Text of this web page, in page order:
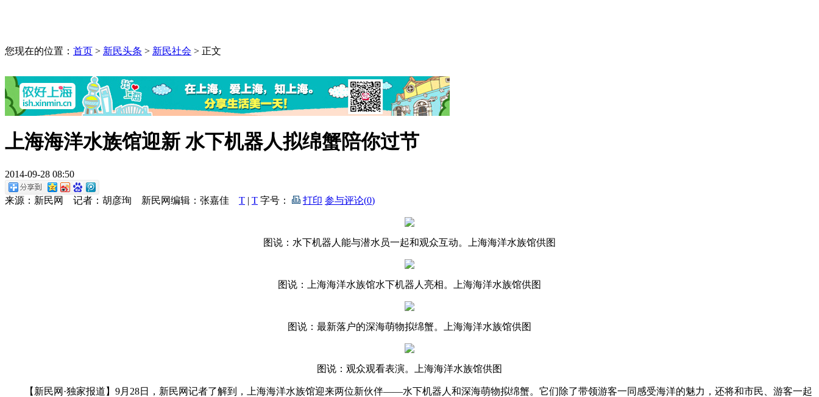
您现在的位置： 首页 > 新民头条 > 新民社会 > 正文
上海海洋水族馆迎新 水下机器人拟绵蟹陪你过节
2014-09-28 08:50
来源：新民网 记者：胡彦珣 新民网编辑：张嘉佳 T | T 字号： 打印 参与评论(0)
图说：水下机器人能与潜水员一起和观众互动。 上海海洋水族馆供图
图说：上海海洋水族馆水下机器人亮相。 上海海洋水族馆供图
图说：最新落户的深海萌物拟绵蟹。 上海海洋水族馆供图
图说：观众观看表演。 上海海洋水族馆供图
【新民网·独家报道】9月28日，新民网记者了解到，上海海洋水族馆迎来两位新伙伴——水下机器人和深海萌物拟绵蟹。它们除了带领游客一同感受海洋的魅力，还将和市民、游客一起